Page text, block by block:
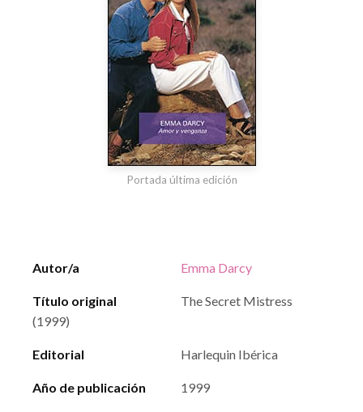
Autor/a Emma Darcy
Título original
The Secret Mistress
(1999)
Editorial Harlequin Ibérica
Año de publicación 1999
Portada última edición